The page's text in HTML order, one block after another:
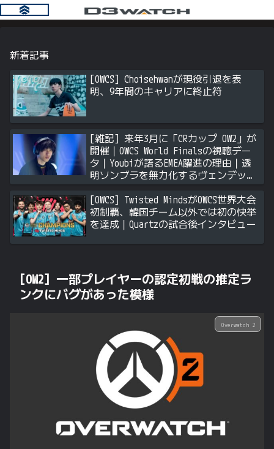
新着記事
[OWCS] Choisehwanが現役引退を表
明、9年間のキャリアに終止符
[雑記] 来年3月に「CRカップ OW2」が
開催｜OWCS World Finalsの視聴デー
タ｜Youbiが語るEMEA躍進の理由｜透
明ソンブラを無力化するヴェンデッタ
｜Stalk3rが久々のツィート ほか
[OWCS] Twisted MindsがOWCS世界大会
初制覇、韓国チーム以外では初の快挙
を達成｜Quartzの試合後インタビュー
[OW2] 一部プレイヤーの認定初戦の推定ラ
ンクにバグがあった模様
Overwatch 2